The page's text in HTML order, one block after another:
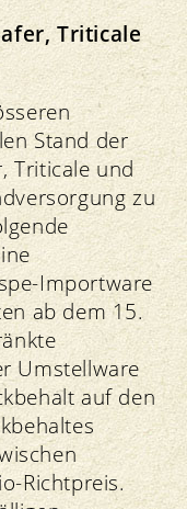
Triticale
Stand der
Triticale und
zu
Importware
ab dem 15.
Umstellware
auf den
Richtpreis.